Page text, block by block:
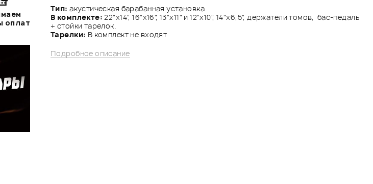
Тип: акустическая барабанная установка
В комплекте: 22"x14", 16"x16", 13"x11" и 12"x10", 14"x6,5", держатели томов, бас-педаль
+ стойки тарелок.
Тарелки: В комплект не входят
Подробное описание
оплат